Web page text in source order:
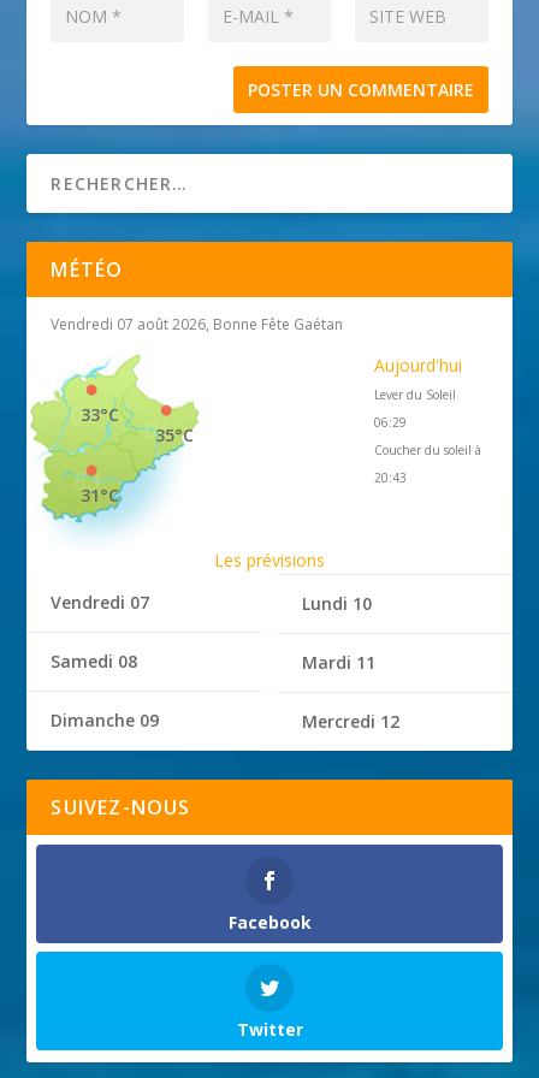
MÉTÉO
Vendredi 07 août 2026, Bonne Fête Gaétan
35°C
33°C
31°C
Aujourd'hui
Lever du Soleil
06:29
Coucher du soleil à
20:43
Les prévisions
Vendredi 07
Samedi 08
Dimanche 09
Lundi 10
Mardi 11
Mercredi 12
SUIVEZ-NOUS
Facebook
Twitter